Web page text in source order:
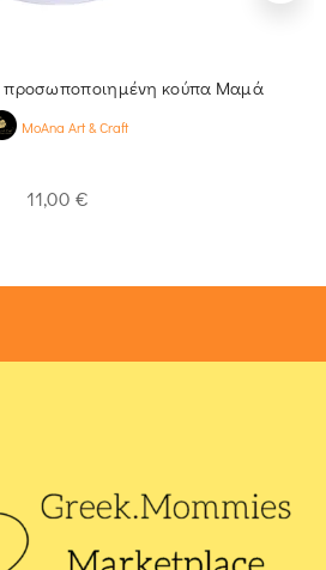
προσωποποιημένη κούπα Μαμά
MoAna Art & Craft
11,00 €